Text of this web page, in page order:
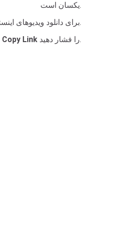
یکسان است.
- برای دانلود ویدیوهای اینستاگرام، ابتدا باید لینک ویدیو را از اینستاگرام دریافت کنید (برای دریافت لینک ویدیوی اینستاگرام دستورالعمل زیر را دنبال کنید).
Copy Link را فشار دهید.